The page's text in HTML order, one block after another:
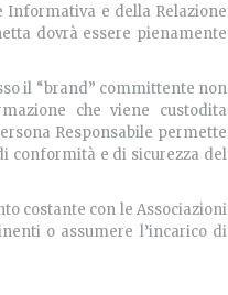
e della Relazione
dovrà essere pienamente
il “brand” committente non
che viene custodita
Responsabile permette
conformità e di sicurezza del
costante con le Associazioni
o assumere l’incarico di